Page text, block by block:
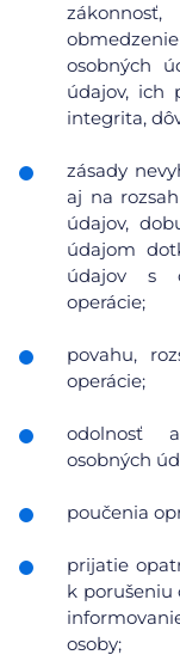
osobných
údajov, ich
integrita,
zásady
aj na
údajov,
údajom
údajov s
operácie;
povahu,
operácie;
odolnosť
osobných
poučenia
prijatie
k porušeniu
osoby;